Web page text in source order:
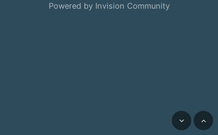
Powered by Invision Community